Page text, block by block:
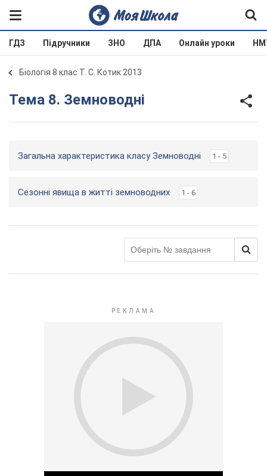
ГДЗ Підручники ЗНО ДПА Онлайн уроки
Біологія 8 клас Т. С. Котик 2013
Тема 8. Земноводні
Загальна характеристика класу Земноводні 1 - 5
Сезонні явища в житті земноводних 1 - 6